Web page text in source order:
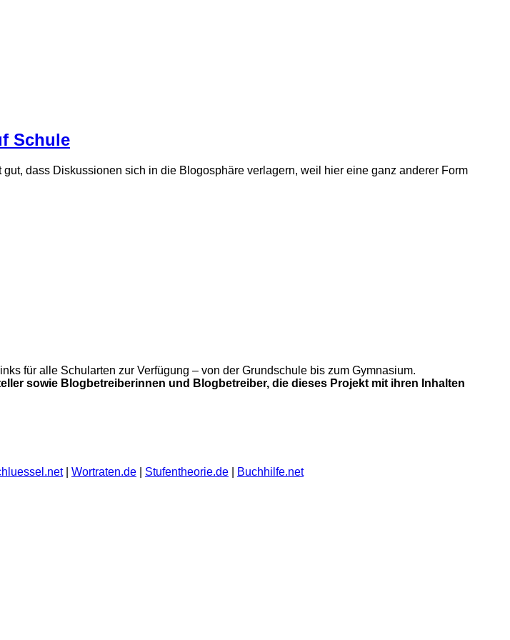
Schule
dass Diskussionen sich in die Blogosphäre verlagern, weil hier eine ganz anderer Form
für alle Schularten zur Verfügung – von der Grundschule bis zum Gymnasium.
sowie Blogbetreiberinnen und Blogbetreiber, die dieses Projekt mit ihren Inhalten
| Wortraten.de Stufentheorie.de Buchhilfe.net